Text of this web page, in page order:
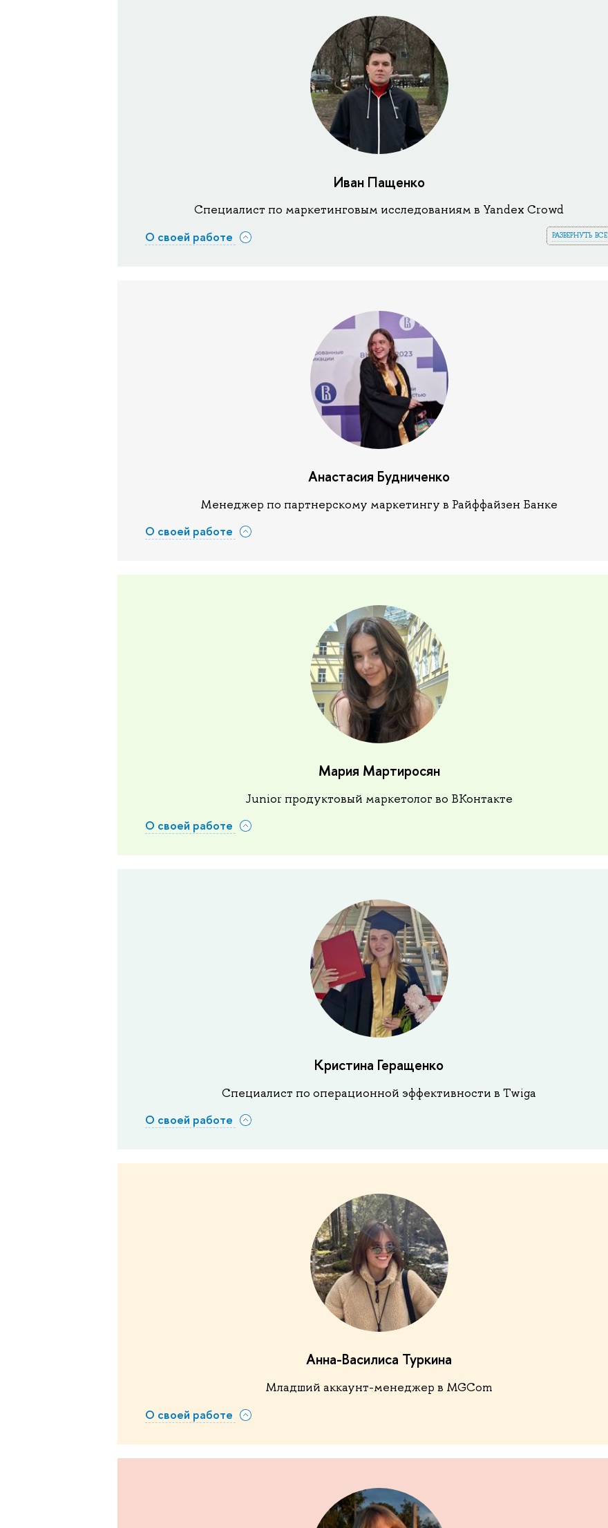
Иван Пащенко
Специалист по маркетинговым исследованиям в Yandex Crowd
развернуть все
О своей работе
Анастасия Будниченко
Менеджер по партнерскому маркетингу в Райффайзен Банке
О своей работе
Мария Мартиросян
Junior продуктовый маркетолог во ВКонтакте
О своей работе
Кристина Геращенко
Специалист по операционной эффективности в Twiga
О своей работе
Анна-Василиса Туркина
Младший аккаунт-менеджер в MGCom
О своей работе